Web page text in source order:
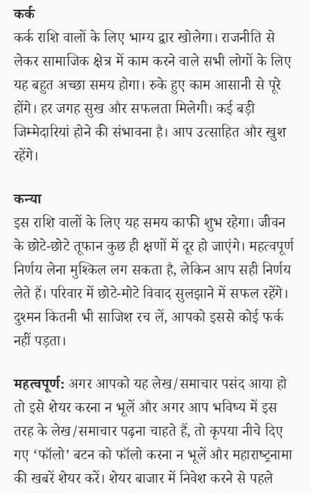
कर्क
कर्क राशि वालों के लिए भाग्य द्वार खोलेगा। राजनीति से
लेकर सामाजिक क्षेत्र में काम करने वाले सभी लोगों के लिए
यह बहुत अच्छा समय होगा। रुके हुए काम आसानी से पूरे
होंगे। हर जगह सुख और सफलता मिलेगी। कई बड़ी
जिम्मेदारियां होने की संभावना है। आप उत्साहित और खुश
रहेंगे।
कन्या
इस राशि वालों के लिए यह समय काफी शुभ रहेगा। जीवन
के छोटे-छोटे तूफान कुछ ही क्षणों में दूर हो जाएंगे। महत्वपूर्ण
निर्णय लेना मुश्किल लग सकता है, लेकिन आप सही निर्णय
लेते हैं। परिवार में छोटे-मोटे विवाद सुलझाने में सफल रहेंगे।
दुश्मन कितनी भी साजिश रच लें, आपको इससे कोई फर्क
नहीं पड़ता।
महत्वपूर्ण: अगर आपको यह लेख/समाचार पसंद आया हो
तो इसे शेयर करना न भूलें और अगर आप भविष्य में इस
तरह के लेख/समाचार पढ़ना चाहते हैं, तो कृपया नीचे दिए
गए ‘फॉलो’ बटन को फॉलो करना न भूलें और महाराष्ट्रनामा
की खबरें शेयर करें। शेयर बाजार में निवेश करने से पहले